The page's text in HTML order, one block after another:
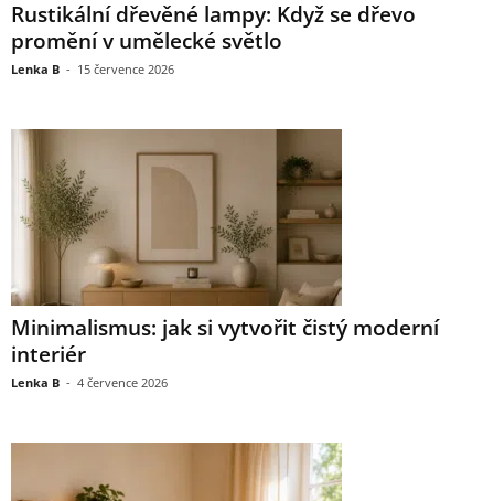
Rustikální dřevěné lampy: Když se dřevo
promění v umělecké světlo
Lenka B - 15 července 2026
Minimalismus: jak si vytvořit čistý moderní
interiér
Lenka B - 4 července 2026